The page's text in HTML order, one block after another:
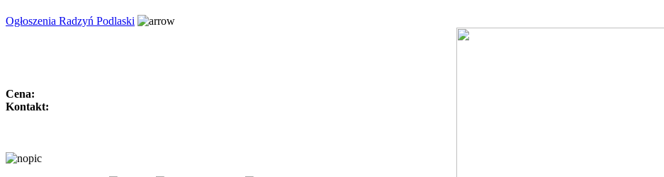
Ogłoszenia Radzyń Podlaski
Cena:
Kontakt: